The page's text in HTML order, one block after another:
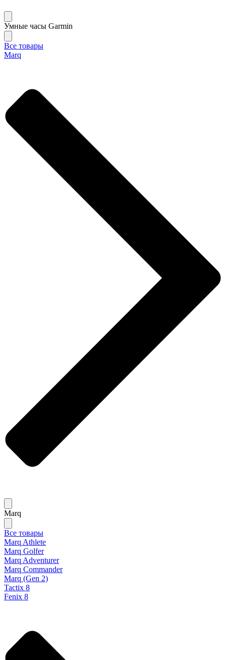
Умные часы Garmin
Все товары
Marq
Marq
Все товары
Marq Athlete
Marq Golfer
Marq Adventurer
Marq Commander
Marq (Gen 2)
Tactix 8
Fenix 8